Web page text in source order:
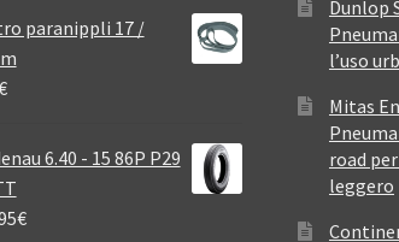
paranippli 17 /
6.40 - 15 86P P29
€
Dunlop
l’uso
Mitas
road
leggero